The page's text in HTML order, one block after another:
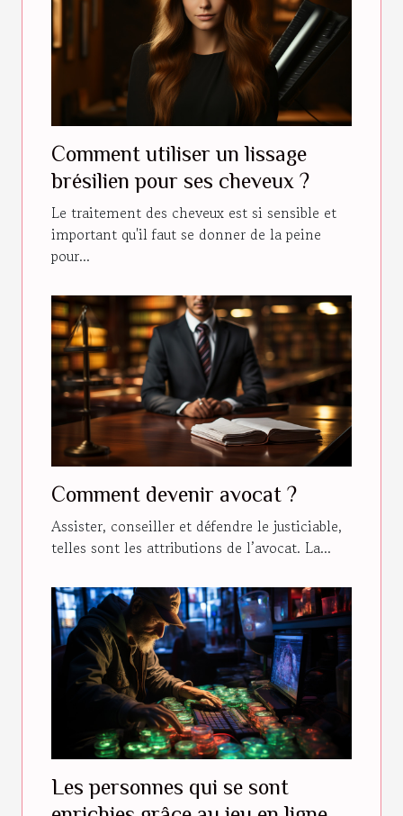
Comment utiliser un lissage
brésilien pour ses cheveux ?
Le traitement des cheveux est si sensible et
important qu'il faut se donner de la peine
pour...
Comment devenir avocat ?
Assister, conseiller et défendre le justiciable,
telles sont les attributions de l’avocat. La...
Les personnes qui se sont